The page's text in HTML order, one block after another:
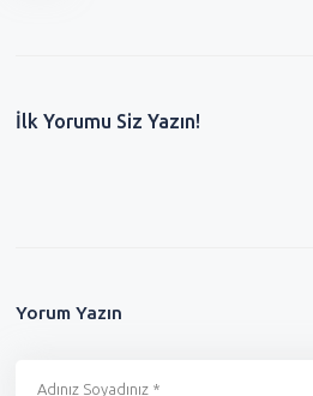
İlk Yorumu Siz Yazın!
Yorum Yazın